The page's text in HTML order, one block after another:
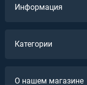
Информация
Категории
О нашем магазине